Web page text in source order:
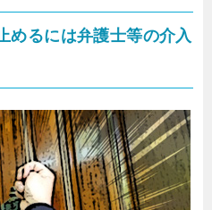
めるには弁護士等の介入